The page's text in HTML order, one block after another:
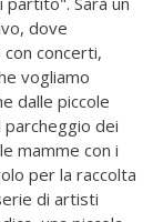
dove
concerti,
vogliamo
dalle piccole
parcheggio dei
mamme con i
per la raccolta
di artisti